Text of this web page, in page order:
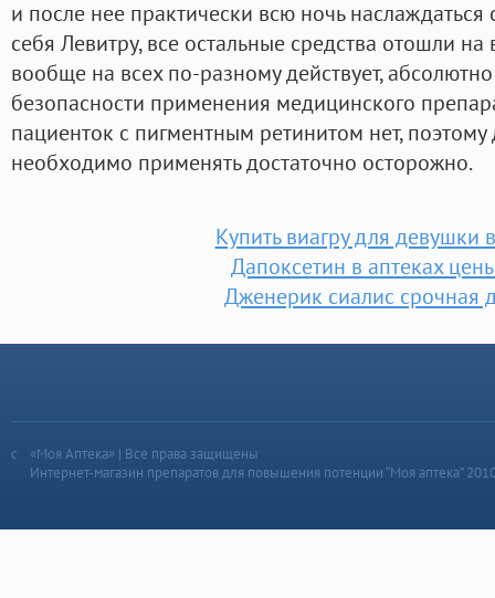
и после нее практически всю ночь
себя Левитру, все остальные средства отошли
вообще на всех по-разному действует,
безопасности применения медицинского
пациенток с пигментным ретинитом нет,
необходимо применять достаточно осторожно.
Купить виагру для девушки
Дапоксетин в аптеках
Дженерик сиалис срочная
«Моя Аптека» | Все права защищены
Интернет-магазин препаратов для повышения потенции “Моя аптека”